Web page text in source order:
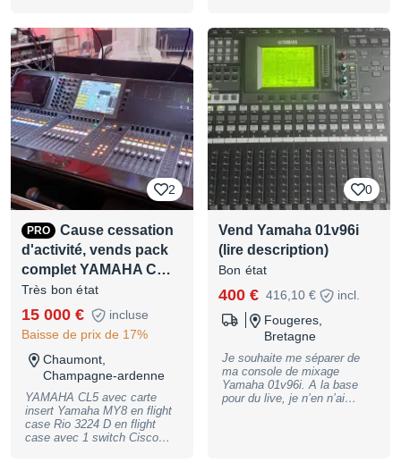
le manuel sur le net. Si vous
aimez les grosses tables à
l'ancienne avec des gros
faders, n'hésitez pas. Elle a
besoin d'une révision, ça
crache un peu...
zéro/six/22/quinze/85/71.
2
PRO
Cause cessation
d'activité, vends pack
complet YAMAHA C…
Très bon état
15 000 €
incluse
Baisse de prix de 17%
Chaumont,
Champagne-ardenne
YAMAHA CL5 avec carte
insert Yamaha MY8 en flight
case Rio 3224 D en flight
case avec 1 switch Cisco
0
Vend Yamaha 01v96i
(lire description)
Bon état
400 € 416,10 €
incl.
Fougeres,
Bretagne
Je souhaite me séparer de
ma console de mixage
Yamaha 01v96i. A la base
pour du live, je n’en n’ai